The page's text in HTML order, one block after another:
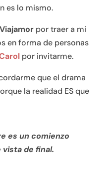
es lo mismo.
por traer a mi
en forma de personas
por invitarme.
que el drama
la realidad ES que
es un comienzo
vista de final.